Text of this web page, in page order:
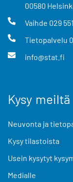
00580
Vaihde 029
Tietopalvelu
info@stat.fi
Kysy meiltä
Neuvonta ja
Kysy tilastoista
Usein kysytyt
Medialle